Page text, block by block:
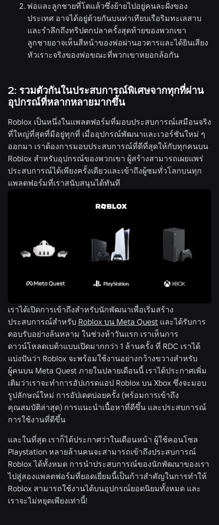
พ่อและลูกชายที่โตแล้วซึ่งย้ายไปอยู่คนละฝั่งของ
ประเทศ อาจได้อยู่ด้วยกันบนท่าเทียบเรือริมทะเลสาบ
และรำลึกถึงทริปตกปลาครั้งสุดท้ายของพวกเขา
ลูกชายอาจเห็นสีหน้าของพ่อผ่านอวตารและได้ยินเสียง
หัวเราะจริงของพ่อขณะที่พวกเขาหยอกล้อกัน
2: รวมตัวกันในประสบการณ์พิเศษจากทุกที่ผ่าน
อุปกรณ์ที่หลากหลายมากขึ้น
Roblox เป็นหนึ่งในแพลตฟอร์มที่มอบประสบการณ์เสมือนจริง
ที่ใหญ่ที่สุดที่มีอยู่ทุกที่ เมื่ออุปกรณ์พัฒนาและเวอร์ชันใหม่ ๆ
ออกมา เราต้องการมอบประสบการณ์ที่ดีที่สุดให้กับทุกคนบน
Roblox สำหรับอุปกรณ์ของพวกเขา ผู้สร้างสามารถเผยแพร่
ประสบการณ์ได้เพียงครั้งเดียวและเข้าถึงผู้ชมทั่วโลกบนทุก
แพลตฟอร์มที่เราสนับสนุนได้ทันที
เราได้เปิดการเข้าถึงสำหรับนักพัฒนาเพื่อเริ่มสร้าง
ประสบการณ์สำหรับ Roblox บน Meta Quest และได้รับการ
ตอบรับอย่างล้นหลาม ในช่วงห้าวันแรก เราเห็นการ
ดาวน์โหลดเบต้าแบบเปิดมากกว่า 1 ล้านครั้ง ที่ RDC เราได้
แบ่งปันว่า Roblox จะพร้อมใช้งานอย่างกว้างขวางสำหรับ
ผู้คนบน Meta Quest ภายในปลายเดือนนี้ เราได้ประกาศเพิ่ม
เติมว่าเราจะทำการอัปเกรดแอป Roblox บน Xbox ซึ่งจะมอบ
รูปลักษณ์ใหม่ การอัปเดตบ่อยครั้ง (พร้อมการเข้าถึง
คุณสมบัติล่าสุด) การแนะนำเนื้อหาที่ดีขึ้น และประสบการณ์
การใช้งานที่ดีขึ้น
และในที่สุด เราก็ได้ประกาศว่าในเดือนหน้า ผู้ใช้คอนโซล
Playstation หลายล้านคนจะสามารถเข้าถึงประสบการณ์
Roblox ได้ทั้งหมด การนำประสบการณ์ของนักพัฒนาของเรา
ไปสู่สองแพลตฟอร์มที่ยอดเยี่ยมนี้เป็นก้าวสำคัญในการทำให้
Roblox สามารถใช้งานได้บนอุปกรณ์ยอดนิยมทั้งหมด และ
เราจะไม่หยุดเพียงเท่านี้!